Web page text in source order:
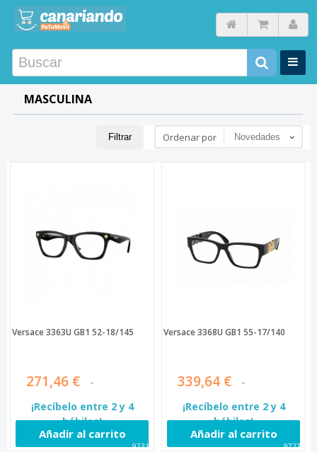
MASCULINA
Filtrar Ordenar por Novedades
Versace 3363U GB1 52-18/145
271,46 €
¡Recíbelo entre 2 y 4
hábiles!
Añadir al carrito
97319
Versace 3368U GB1 55-17/140
339,64 €
¡Recíbelo entre 2 y 4
hábiles!
Añadir al carrito
97273